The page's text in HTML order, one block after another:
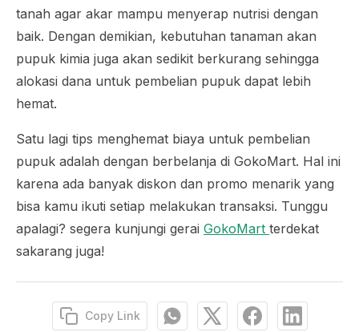
tanah agar akar mampu menyerap nutrisi dengan
baik. Dengan demikian, kebutuhan tanaman akan
pupuk kimia juga akan sedikit berkurang sehingga
alokasi dana untuk pembelian pupuk dapat lebih
hemat.
Satu lagi tips menghemat biaya untuk pembelian
pupuk adalah dengan berbelanja di GokoMart. Hal ini
karena ada banyak diskon dan promo menarik yang
bisa kamu ikuti setiap melakukan transaksi. Tunggu
apalagi? segera kunjungi gerai GokoMart terdekat
sakarang juga!
Copy Link